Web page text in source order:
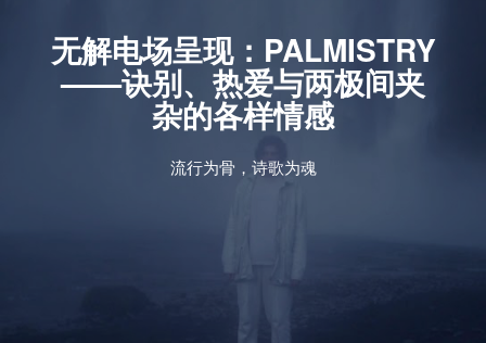
无解电场呈现：PALMISTRY
——诀别、热爱与两极间夹
杂的各样情感
流行为骨，诗歌为魂